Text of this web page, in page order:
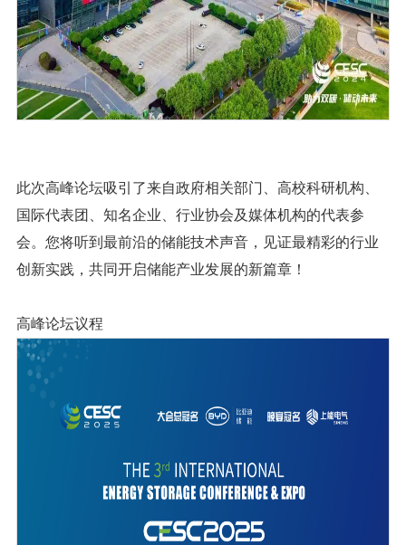
此次高峰论坛吸引了来自政府相关部门、高校科研机构、
国际代表团、知名企业、行业协会及媒体机构的代表参
会。您将听到最前沿的储能技术声音，见证最精彩的行业
创新实践，共同开启储能产业发展的新篇章！
高峰论坛议程